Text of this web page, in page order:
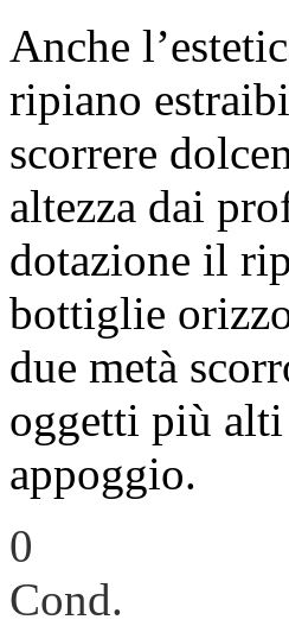
Anche
ripiano
scorrere
altezza dai
dotazione il
bottiglie
due metà
oggetti più alti
appoggio.
0
Cond.